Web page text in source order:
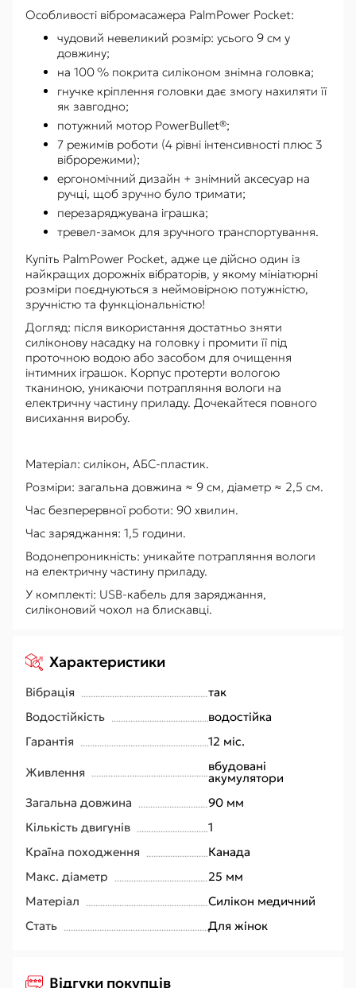
Особливості вібромасажера PalmPower Pocket:
чудовий невеликий розмір: усього 9 см у
довжину;
на 100 % покрита силіконом знімна головка;
гнучке кріплення головки дає змогу нахиляти її
як завгодно;
потужний мотор PowerBullet®;
7 режимів роботи (4 рівні інтенсивності плюс 3
віброрежими);
ергономічний дизайн + знімний аксесуар на
ручці, щоб зручно було тримати;
перезаряджувана іграшка;
тревел-замок для зручного транспортування.
Купіть PalmPower Pocket, адже це дійсно один із
найкращих дорожніх вібраторів, у якому мініатюрні
розміри поєднуються з неймовірною потужністю,
зручністю та функціональністю!
Догляд: після використання достатньо зняти
силіконову насадку на головку і промити її під
проточною водою або засобом для очищення
інтимних іграшок. Корпус протерти вологою
тканиною, уникаючи потрапляння вологи на
електричну частину приладу. Дочекайтеся повного
висихання виробу.
Матеріал: силікон, АБС-пластик.
Розміри: загальна довжина ≈ 9 см, діаметр ≈ 2,5 см.
Час безперервної роботи: 90 хвилин.
Час заряджання: 1,5 години.
Водонепроникність: уникайте потрапляння вологи
на електричну частину приладу.
У комплекті: USB-кабель для заряджання,
силіконовий чохол на блискавці.
Характеристики
Вібрація
так
Водостійкість
водостійка
Гарантія
12 міс.
Живлення вбудовані
акумулятори
Загальна довжина
90 мм
Кількість двигунів
1
Країна походження
Канада
Макс. діаметр
25 мм
Матеріал
Силікон медичний
Стать
Для жінок
Відгуки покупців